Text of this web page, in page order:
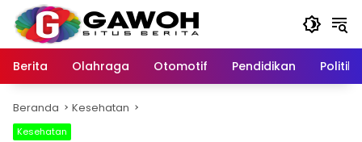
Langsung
konten
Berita
Olahraga Otomotif Pendidikan Politik
Beranda Kesehatan
Kesehatan